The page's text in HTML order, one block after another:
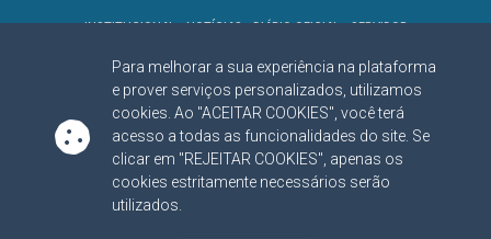
Para melhorar a sua experiência na plataforma
e prover serviços personalizados, utilizamos
cookies. Ao "ACEITAR COOKIES", você terá
acesso a todas as funcionalidades do site. Se
clicar em "REJEITAR COOKIES", apenas os
cookies estritamente necessários serão
utilizados.
INSTITUCIONAL NOTÍCIAS DIÁRIO OFICIAL
SERVIDOR
TRANSPARÊNCIA
MAPA DO SITE
ONDE ESTAMOS (CLIQUE E NAVEGUE)
Av. Des. José Nunes da Cunha, bloco(67) 3317-1500